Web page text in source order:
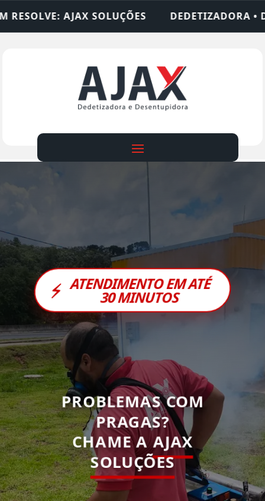
DEDETIZADORA • DESENTUPIDORA •
⚡ ATENDIMENTO EM ATÉ
30 MINUTOS
PROBLEMAS COM
PRAGAS?
CHAME AAJAX
SOLUÇÕES